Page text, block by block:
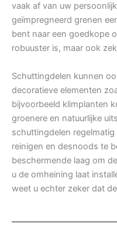
vaak af van uw
geïmpregneerd grenen
bent naar een goedkope
robuuster is, maar ook
Schuttingdelen kunnen
decoratieve elementen
bijvoorbeeld klimplanten
groenere en natuurlijke
schuttingdelen
reinigen en desnoods te
beschermende laag om
u de omheining laat
weet u echter zeker dat